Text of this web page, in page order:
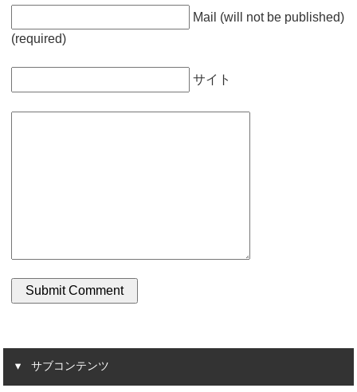
Mail (will not be published)
(required)
サイト
サブコンテンツ